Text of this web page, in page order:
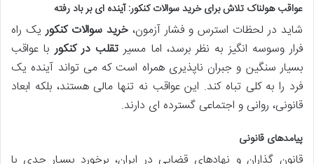
عواقب هولناک تلاش برایخرید سوالات کنکور: آینده ای بر باد رفته
شاید در لحظات استرس و فشار آزمون، خرید سوالات کنکوریک راه
فرار وسوسه انگیز به نظر برسد، اما مسیر تقلب در کنکوربا عواقب
بسیار سنگین و جبران ناپذیری همراه است که می تواند آینده یک
فرد را به کلی تباه کند. این عواقب نه تنها مالی هستند، بلکه ابعاد
قانونی، روانی و اجتماعی گسترده ای دارند.
پیامدهای قانونی